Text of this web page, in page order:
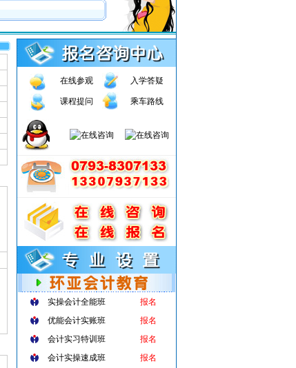
在线参观 入学答疑
课程提问 乘车路线
实操会计全能班
报名
优能会计实账班
报名
会计实习特训班
报名
会计实操速成班
报名